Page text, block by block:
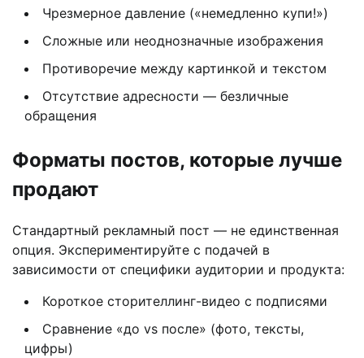
Чрезмерное давление («немедленно купи!»)
Сложные или неоднозначные изображения
Противоречие между картинкой и текстом
Отсутствие адресности — безличные
обращения
Форматы постов, которые лучше
продают
Стандартный рекламный пост — не единственная
опция. Экспериментируйте с подачей в
зависимости от специфики аудитории и продукта:
Короткое сторителлинг-видео с подписями
Сравнение «до vs после» (фото, тексты,
цифры)